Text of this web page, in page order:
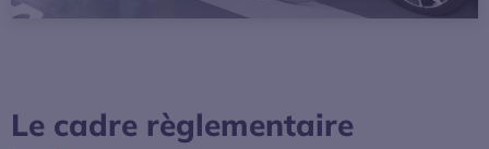
Le cadre règlementaire